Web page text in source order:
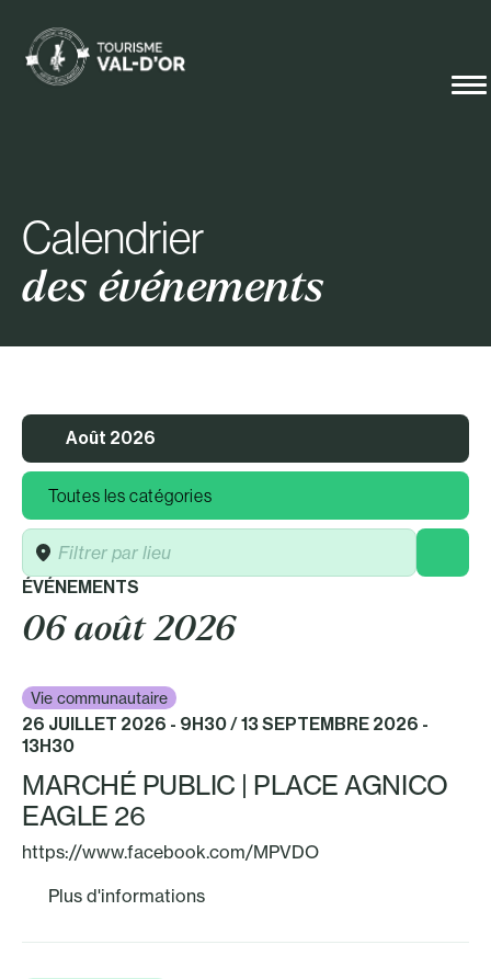
Calendrier
des événements
Août 2026
Lieu
ÉVÉNEMENTS
06 août 2026
Vie communautaire
26 JUILLET 2026 - 9H30 / 13 SEPTEMBRE 2026 -
13H30
MARCHÉ PUBLIC | PLACE AGNICO
EAGLE 26
https://www.facebook.com/MPVDO
Plus d'informations